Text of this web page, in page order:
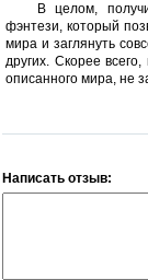
В целом,
фэнтези, который
мира и заглянуть
других. Скорее
описанного мира, не
Написать отзыв: